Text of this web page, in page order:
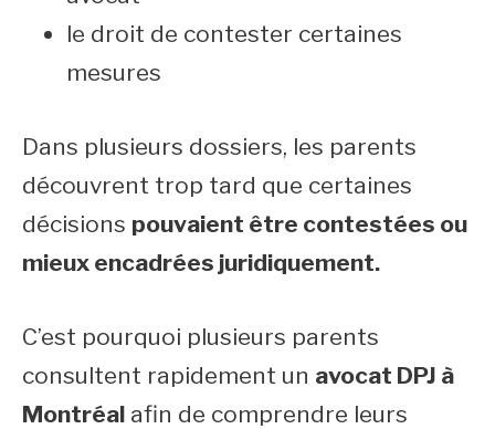
le droit de contester certaines
mesures
Dans plusieurs dossiers, les parents
découvrent trop tard que certaines
décisions pouvaient être contestées ou
mieux encadrées juridiquement.
C’est pourquoi plusieurs parents
consultent rapidement un avocat DPJ à
Montréal afin de comprendre leurs